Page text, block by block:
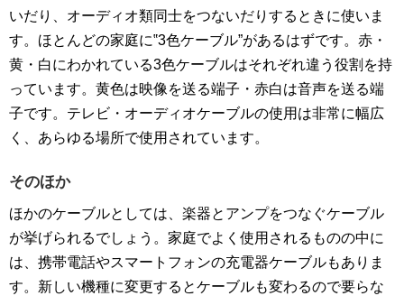
いだり、オーディオ類同士をつないだりするときに使いま
す。ほとんどの家庭に‟3色ケーブル”があるはずです。赤・
黄・白にわかれている3色ケーブルはそれぞれ違う役割を持
っています。黄色は映像を送る端子・赤白は音声を送る端
子です。テレビ・オーディオケーブルの使用は非常に幅広
く、あらゆる場所で使用されています。
そのほか
ほかのケーブルとしては、楽器とアンプをつなぐケーブル
が挙げられるでしょう。家庭でよく使用されるものの中に
は、携帯電話やスマートフォンの充電器ケーブルもありま
す。新しい機種に変更するとケーブルも変わるので要らな